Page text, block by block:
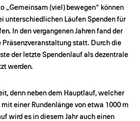
„Gemeinsam (viel) bewegen“ können
unterschiedlichen Läufen Spenden für
In den vergangenen Jahren fand der
Präsenzveranstaltung statt. Durch die
der letzte Spendenlauf als dezentrale
werden.
denn neben dem Hauptlauf, welcher
einer Rundenlänge von etwa 1000 m
wird es in diesem Jahr auch einen